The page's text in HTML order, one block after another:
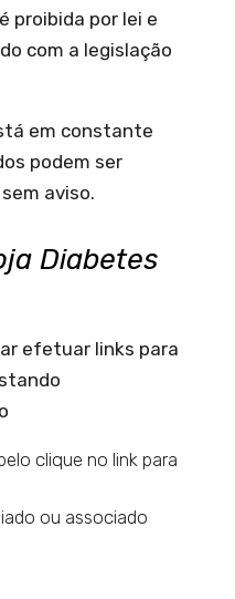
proibida por lei e
com a legislação
em constante
podem ser
aviso.
Diabetes
efetuar links para
clique no link para
ou associado